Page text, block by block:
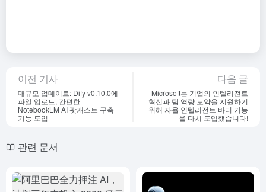
이전 기사
대규모 업데이트: Dify v0.10.0에
파일 업로드, 간편한
NotebookLM AI 팟캐스트 구축
기능 도입
다음 글
Microsoft는 기업의 인텔리전트
혁신과 팀 역량 도약을 지원하기
위해 자율 인텔리전트 바디 기능
을 다시 도입했습니다!
관련 문서